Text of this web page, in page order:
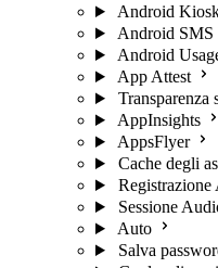
Android
Android SMS
Android
App Attest
Transparenza
AppInsights
AppsFlyer
Cache degli
Registrazione
Sessione
Auto
Salva